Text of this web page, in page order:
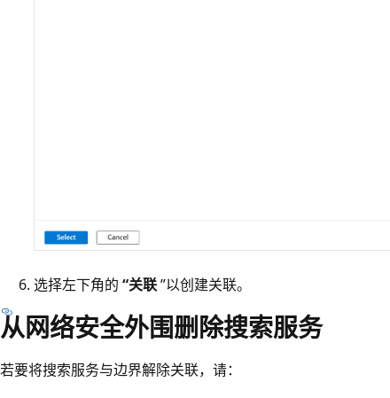
选择左下角的 “关联”以创建关联。
从网络安全外围删除搜索服务
若要将搜索服务与边界解除关联，请：